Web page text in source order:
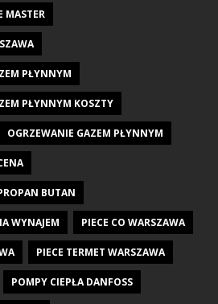
MASTER
PŁYNNYM
PŁYNNYM KOSZTY
OGRZEWANIE GAZEM PŁYNNYM
BUTAN
WYNAJEM PIECE CO WARSZAWA
PIECE TERMET WARSZAWA
POMPY CIEPŁA DANFOSS